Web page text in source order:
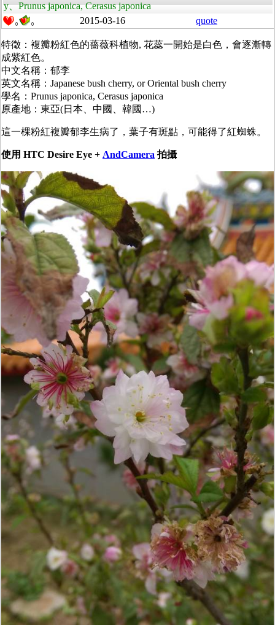
y、Prunus japonica, Cerasus japonica
0 0 2015-03-16 quote
特徵：複瓣粉紅色的薔薇科植物, 花蕊一開始是白色，會逐漸轉
成紫紅色。
中文名稱：郁李
英文名稱：Japanese bush cherry, or Oriental bush cherry
學名：Prunus japonica, Cerasus japonica
原產地：東亞(日本、中國、韓國…)
這一棵粉紅複瓣郁李生病了，葉子有斑點，可能得了紅蜘蛛。
使用 HTC Desire Eye + AndCamera 拍攝